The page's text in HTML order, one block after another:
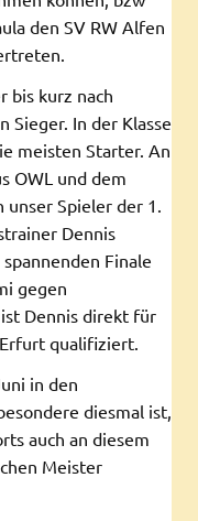
den SV RW Alfen
bis kurz nach
Sieger. In der Klasse
meisten Starter. An
OWL und dem
Spieler der 1.
Dennis
Finale
gegen
Dennis direkt für
qualifiziert.
in den
diesmal ist,
auch an diesem
Meister